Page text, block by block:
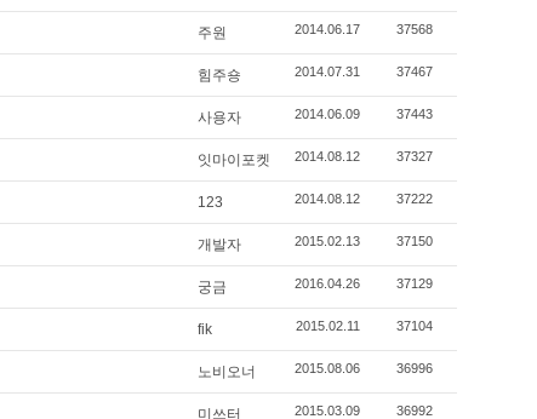
주원 2014.06.17 37568
힘주숑 2014.07.31 37467
사용자 2014.06.09 37443
잇마이포켓 2014.08.12 37327
123 2014.08.12 37222
개발자 2015.02.13 37150
궁금 2016.04.26 37129
fik 2015.02.11 37104
노비오너 2015.08.06 36996
미쓰터 2015.03.09 36992